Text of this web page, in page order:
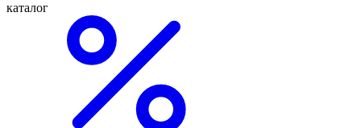
каталог